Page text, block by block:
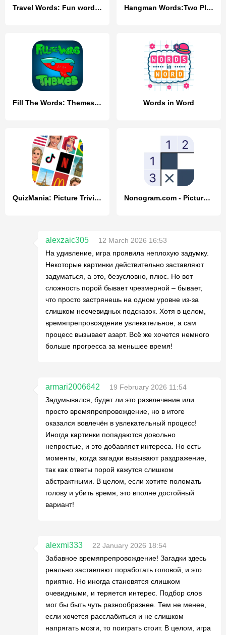
Travel Words: Fun word games Hangman Words:Two Player Games
Fill The Words: Themes search Words in Word
QuizMania: Picture Trivia Game Nonogram.com - Picture Cross
alexzaic305
12 March 2026 16:53
На удивление, игра проявила неплохую задумку.
Некоторые картинки действительно заставляют
задуматься, а это, безусловно, плюс. Но вот
сложность порой бывает чрезмерной – бывает,
что просто застрянешь на одном уровне из-за
слишком неочевидных подсказок. Хотя в целом,
времяпрепровождение увлекательное, а сам
процесс вызывает азарт. Всё же хочется немного
больше прогресса за меньшее время!
armari2006642
19 February 2026 11:54
Задумывался, будет ли это развлечение или
просто времяпрепровождение, но в итоге
оказался вовлечён в увлекательный процесс!
Иногда картинки попадаются довольно
непростые, и это добавляет интереса. Но есть
моменты, когда загадки вызывают раздражение,
так как ответы порой кажутся слишком
абстрактными. В целом, если хотите поломать
голову и убить время, это вполне достойный
вариант!
alexmi333
22 January 2026 18:54
Забавное времяпрепровождение! Загадки здесь
реально заставляют поработать головой, и это
приятно. Но иногда становятся слишком
очевидными, и теряется интерес. Подбор слов
мог бы быть чуть разнообразнее. Тем не менее,
если хочется расслабиться и не слишком
напрягать мозги, то поиграть стоит. В целом, игра